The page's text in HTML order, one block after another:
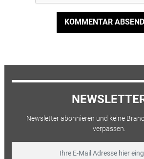
KOMMENTAR
Newsletter abonnieren und keine
verpassen.